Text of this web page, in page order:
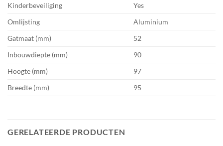
Kinderbeveiliging
Yes
Omlijsting
Aluminium
Gatmaat (mm)
52
Inbouwdiepte (mm)
90
Hoogte (mm)
97
Breedte (mm)
95
GERELATEERDE PRODUCTEN